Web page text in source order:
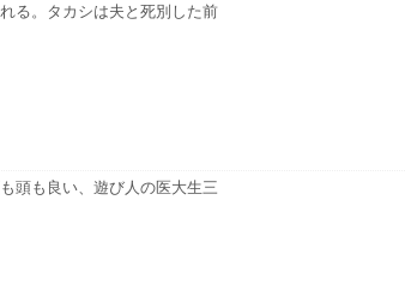
る。タカシは夫と死別した前
頭も良い、遊び人の医大生三